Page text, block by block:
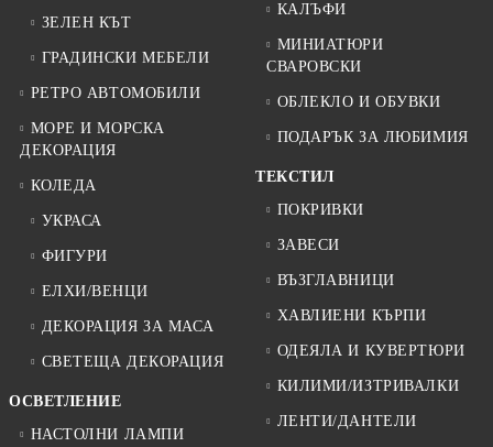
ЗЕЛЕН КЪТ
ГРАДИНСКИ МЕБЕЛИ
РЕТРО АВТОМОБИЛИ
МОРЕ И МОРСКА
ДЕКОРАЦИЯ
КОЛЕДА
УКРАСА
ФИГУРИ
ЕЛХИ/ВЕНЦИ
ДЕКОРАЦИЯ ЗА МАСА
СВЕТЕЩА ДЕКОРАЦИЯ
ОСВЕТЛЕНИЕ
НАСТОЛНИ ЛАМПИ
КАЛЪФИ
МИНИАТЮРИ
СВАРОВСКИ
ОБЛЕКЛО И ОБУВКИ
ПОДАРЪК ЗА ЛЮБИМИЯ
ТЕКСТИЛ
ПОКРИВКИ
ЗАВЕСИ
ВЪЗГЛАВНИЦИ
ХАВЛИЕНИ КЪРПИ
ОДЕЯЛА И КУВЕРТЮРИ
КИЛИМИ/ИЗТРИВАЛКИ
ЛЕНТИ/ДАНТЕЛИ